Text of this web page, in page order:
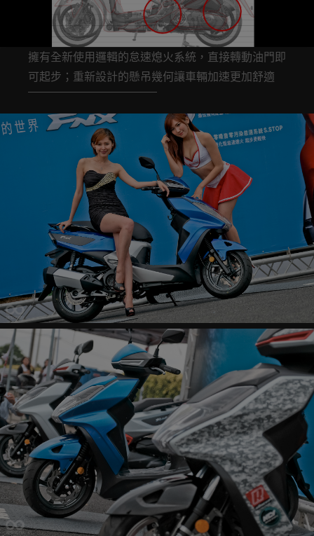
擁有全新使用邏輯的怠速熄火系統，直接轉動油門即
可起步；重新設計的懸吊幾何讓車輛加速更加舒適